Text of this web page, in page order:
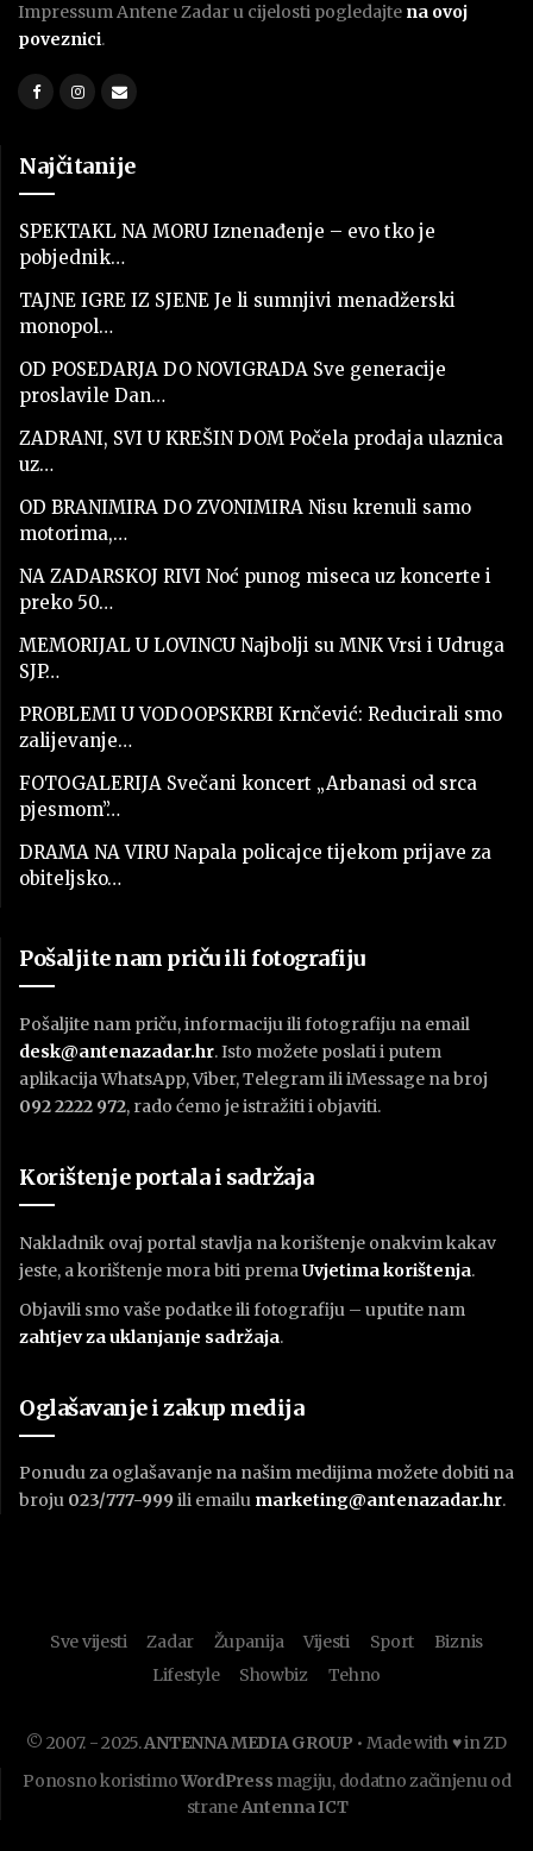
Impressum Antene Zadar u cijelosti pogledajte na ovoj
poveznici.
Najčitanije
SPEKTAKL NA MORU Iznenađenje – evo tko je
pobjednik…
TAJNE IGRE IZ SJENE Je li sumnjivi menadžerski
monopol…
OD POSEDARJA DO NOVIGRADA Sve generacije
proslavile Dan…
ZADRANI, SVI U KREŠIN DOM Počela prodaja ulaznica
uz…
OD BRANIMIRA DO ZVONIMIRA Nisu krenuli samo
motorima,…
NA ZADARSKOJ RIVI Noć punog miseca uz koncerte i
preko 50…
MEMORIJAL U LOVINCU Najbolji su MNK Vrsi i Udruga
SJP…
PROBLEMI U VODOOPSKRBI Krnčević: Reducirali smo
zalijevanje…
FOTOGALERIJA Svečani koncert „Arbanasi od srca
pjesmom”…
DRAMA NA VIRU Napala policajce tijekom prijave za
obiteljsko…
Pošaljite nam priču ili fotografiju
Pošaljite nam priču, informaciju ili fotografiju na email
desk@antenazadar.hr. Isto možete poslati i putem
aplikacija WhatsApp, Viber, Telegram ili iMessage na broj
092 2222 972, rado ćemo je istražiti i objaviti.
Korištenje portala i sadržaja
Nakladnik ovaj portal stavlja na korištenje onakvim kakav
jeste, a korištenje mora biti premaUvjetima korištenja.
Objavili smo vaše podatke ili fotografiju – uputite nam
zahtjev za uklanjanje sadržaja.
Oglašavanje i zakup medija
Ponudu za oglašavanje na našim medijima možete dobiti na
broju 023/777-999 ili emailu marketing@antenazadar.hr.
Sve vijesti Zadar Županija Vijesti Sport
Biznis
Lifestyle
Showbiz Tehno
© 2007. - 2025.ANTENNA MEDIA GROUP • Made with ♥ in ZD
Ponosno koristimoWordPress magiju, dodatno začinjenu od
straneAntenna ICT